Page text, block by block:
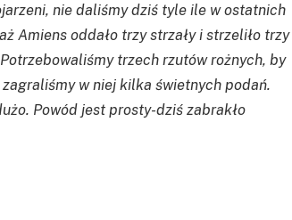
nie daliśmy dziś tyle ile w ostatnich
Amiens oddało trzy strzały i strzeliło trzy
trzech rzutów rożnych, by
w niej kilka świetnych podań.
Powód jest prosty-dziś zabrakło